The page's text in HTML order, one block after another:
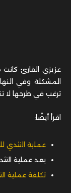
عزيزي القارئ
المشكلة وفي
ترغب في طرحها لا
اقرأ أيضًا:
عملية التثدي للرجال |
بعد عملية
تكلفة عملية التثدي